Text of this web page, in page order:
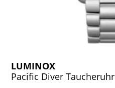
LUMINOX
Pacific Diver Taucheruhr